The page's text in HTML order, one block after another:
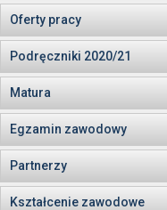
Oferty pracy
Podręczniki 2020/21
Matura
Egzamin zawodowy
Partnerzy
Kształcenie zawodowe